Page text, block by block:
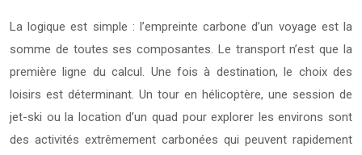
La logique est simple : l’empreinte carbone d’un voyage est la
somme de toutes ses composantes. Le transport n’est que la
première ligne du calcul. Une fois à destination, le choix des
loisirs est déterminant. Un tour en hélicoptère, une session de
jet-ski ou la location d’un quad pour explorer les environs sont
des activités extrêmement carbonées qui peuvent rapidement